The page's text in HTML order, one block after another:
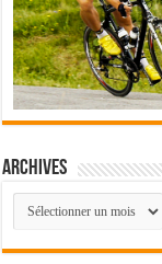
Archives
Archives